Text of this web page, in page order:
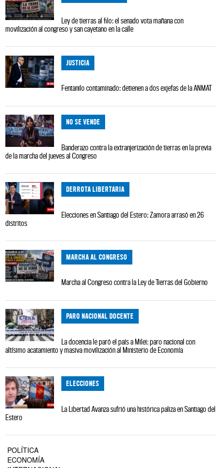
Ley de tierras al filo: el senado vota mañana con
movilización al congreso y san cayetano en la calle
JUSTICIA
Fentanilo contaminado: detienen a dos exjefas de la ANMAT
NO SE VENDE
Banderazo contra la extranjerización de tierras en la previa
de la marcha del jueves al Congreso
DERROTA LIBERTARIA
Elecciones en Santiago del Estero: Zamora arrasó en 26
distritos
MARCHA AL CONGRESO
Marcha al Congreso contra la Ley de Tierras del Gobierno
PARO NACIONAL DOCENTE
La docencia le paró el país a Milei: paro nacional con
altísimo acatamiento y masiva movilización al Ministerio de Economía
ELECCIONES
La Libertad Avanza sufrió una histórica paliza en Santiago del
Estero
POLÍTICA
ECONOMÍA